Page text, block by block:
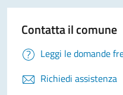
Contatta il comune
Leggi le domande
Richiedi assistenza